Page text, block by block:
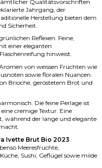
Qualitätsvorschriften
Jahrgang, der
Herstellung bieten dem
Sicherheit.
Reflexen. Feine,
einer eleganten
hinweist.
von weissen Früchten wie
sowie floralen Nuancen.
Brioche, geröstetem Brot und
Die feine Perlage ist
cremige Textur. Eine
während der lange und elegante
Ivette Brut Bio 2023
Meeresfrüchte,
Sushi, Geflügel sowie milde